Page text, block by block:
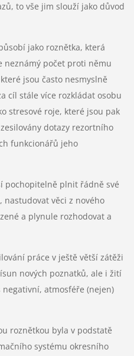
to vše jim slouží jako důvod
jako roznětka, která
počet proti němu
jsou často nesmyslně
cíl stále více rozkládat osobu
stresové roje, které jsou pak
dotazy rezortního
funkcionářů jeho
pochopitelně plnit řádně své
nastudovat věci z nového
a plynule rozhodovat a
práce v ještě větší zátěži
nových poznatků, ale i žití
negativní, atmosféře (nejen)
roznětkou byla v podstatě
systému okresního